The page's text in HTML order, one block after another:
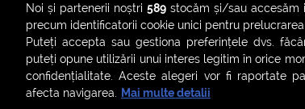
ȘTIRI SMART SHORTS LIVE FEVER
Noi și partenerii noștri589 stocăm și/sau accesăm
precum identificatorii cookie unici pentru
Puteți accepta sau gestiona preferințele dvs.
puteți opune utilizării unui interes legitim în orice
confidențialitate. Aceste alegeri vor fi raportate
afecta navigarea. Mai multe detalii